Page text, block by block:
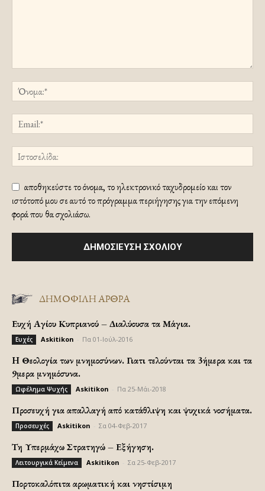
αποθηκεύστε το όνομα, το ηλεκτρονικό ταχυδρομείο και τον
ιστότοπό μου σε αυτό το πρόγραμμα περιήγησης για την επόμενη
φορά που θα σχολιάσω.
ΔΗΜΟΦΙΛΗ ΑΡΘΡΑ
Ευχή Αγίου Κυπριανού – Διαλύουσα τα Μάγια.
Ευχές Askitikon Πα 01-Ιούλ-2016
H Θεολογία των μνημοσύνων. Γιατι τελούνται τα 3ήμερα και τα
9μερα μνημόσυνα.
Ωφέλημα Ψυχής Askitikon Πα 25-Μάι-2018
Προσευχή για απαλλαγή από κατάθλιψη και ψυχικά νοσήματα.
Προσευχές Askitikon Σα 04-Φεβ-2017
Τη Υπερμάχω Στρατηγώ – Εξήγηση.
Λειτουργικά Κείμενα Askitikon Σα 25-Φεβ-2017
Πορτοκαλόπιτα αρωματική και νηστίσιμη